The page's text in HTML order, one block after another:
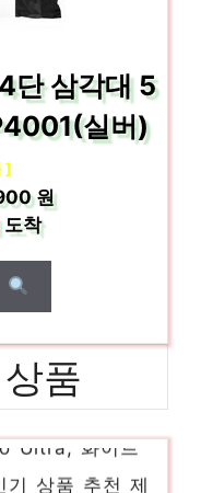
단 삼각대 5
실버)
]
원
도착
품